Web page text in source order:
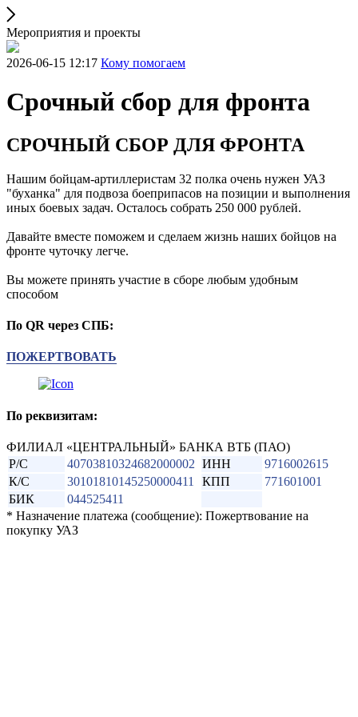
Мероприятия и проекты
2026-06-15 12:17 Кому помогаем
Срочный сбор для фронта
СРОЧНЫЙ СБОР ДЛЯ ФРОНТА
Нашим бойцам-артиллеристам 32 полка очень нужен УАЗ
"буханка" для подвоза боеприпасов на позиции и выполнения
иных боевых задач. Осталось собрать 250 000 рублей.
Давайте вместе поможем и сделаем жизнь наших бойцов на
фронте чуточку легче.
Вы можете принять участие в сборе любым удобным
способом
По QR через СПБ:
ПОЖЕРТВОВАТЬ
По реквизитам:
ФИЛИАЛ «ЦЕНТРАЛЬНЫЙ» БАНКА ВТБ (ПАО)
Р/С
40703810324682000002 ИНН
9716002615
К/С
30101810145250000411 КПП
771601001
БИК
044525411
* Назначение платежа (сообщение): Пожертвование на
покупку УАЗ